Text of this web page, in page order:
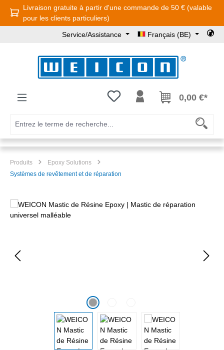
Passer au contenu principal
Livraison gratuite à partir d'une commande de 50 € (valable
pour les clients particuliers)
Service/Assistance Français (BE)
Vous avez 0 articles dans votre
0,00 €*
Produits
Epoxy Solutions
Systèmes de revêtement et de réparation
Ignorer la galerie d'images